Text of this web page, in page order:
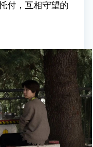
付，互相守望的